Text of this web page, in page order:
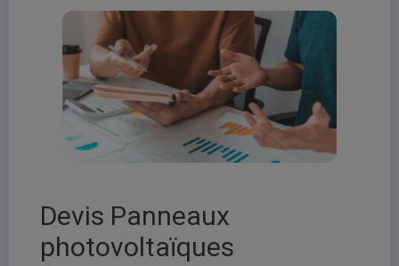
Devis Panneaux
photovoltaïques